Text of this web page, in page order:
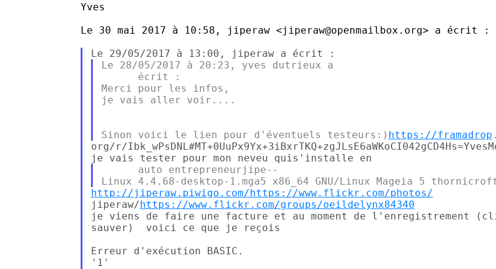
Yves
Le 30 mai 2017 à 10:58, jiperaw <jiperaw@openmailbox.org> a écrit :
Le 28/05/2017 à 20:23, yves dutrieux a
      écrit :
Merci pour les infos,
je vais aller voir....
Sinon voici le lien pour d'éventuels testeurs:) https://framadrop
org/r/
      auto entrepreneurjipe--
http://jiperaw.piwigo.com/https://www.flickr.com/photos/
jiperaw/https://www.flickr.com/groups/oeildelynx84340
je viens de faire une facture et au moment de l'enregistrement
sauver)  voici ce que je reçois
Erreur d'exécution BASIC.
'1'